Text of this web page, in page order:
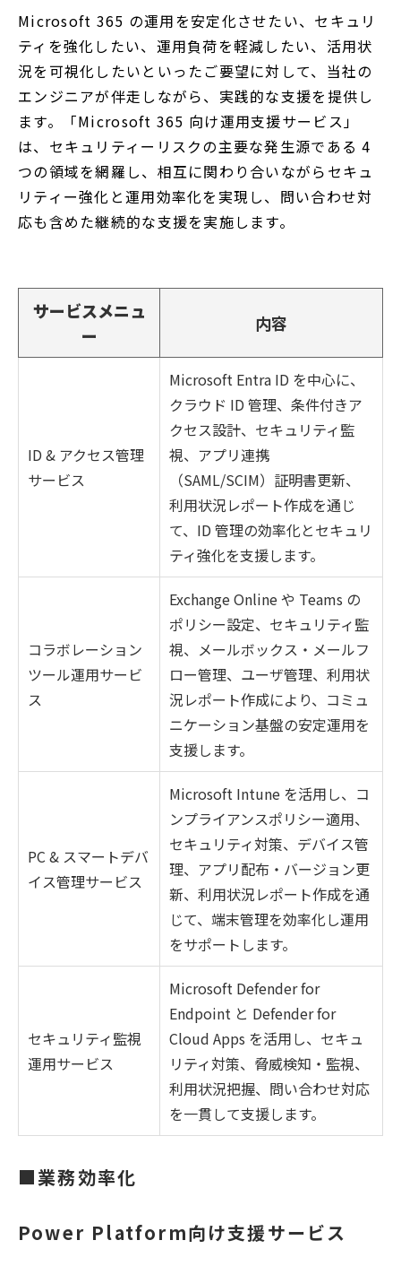
Microsoft 365 の運用を安定化させたい、セキュリ
ティを強化したい、運用負荷を軽減したい、活用状
況を可視化したいといったご要望に対して、当社の
エンジニアが伴走しながら、実践的な支援を提供し
ます。「Microsoft 365 向け運用支援サービス」
は、セキュリティーリスクの主要な発生源である 4
つの領域を網羅し、相互に関わり合いながらセキュ
リティー強化と運用効率化を実現し、問い合わせ対
応も含めた継続的な支援を実施します。
サービスメニュ
ー
内容
ID & アクセス管理
サービス
Microsoft Entra ID を中心に、
クラウド ID 管理、条件付きア
クセス設計、セキュリティ監
視、アプリ連携
（SAML/SCIM）証明書更新、
利用状況レポート作成を通じ
て、ID 管理の効率化とセキュリ
ティ強化を支援します。
コラボレーション
ツール運用サービ
ス
Exchange Online や Teams の
ポリシー設定、セキュリティ監
視、メールボックス・メールフ
ロー管理、ユーザ管理、利用状
況レポート作成により、コミュ
ニケーション基盤の安定運用を
支援します。
PC & スマートデバ
イス管理サービス
Microsoft Intune を活用し、コ
ンプライアンスポリシー適用、
セキュリティ対策、デバイス管
理、アプリ配布・バージョン更
新、利用状況レポート作成を通
じて、端末管理を効率化し運用
をサポートします。
セキュリティ監視
運用サービス
Microsoft Defender for
Endpoint と Defender for
Cloud Apps を活用し、セキュ
リティ対策、脅威検知・監視、
利用状況把握、問い合わせ対応
を一貫して支援します。
■業務効率化
Power Platform向け支援サービス